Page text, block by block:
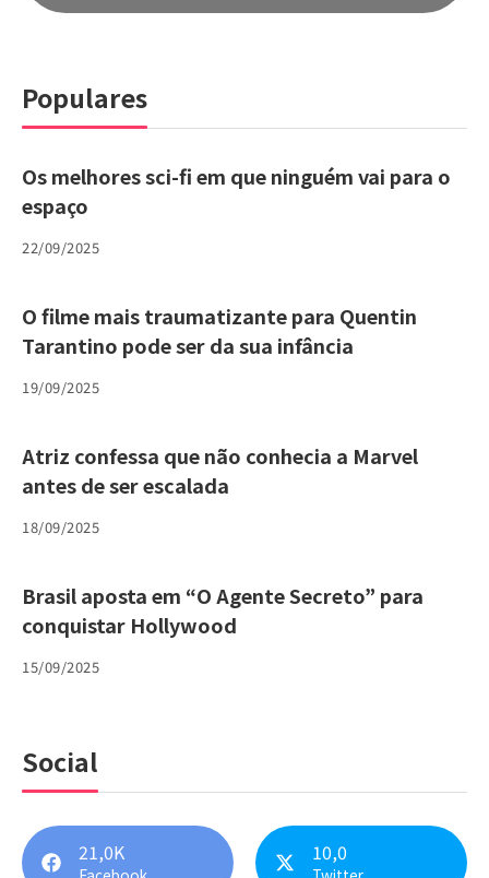
Populares
Os melhores sci-fi em que ninguém vai para o
espaço
22/09/2025
O filme mais traumatizante para Quentin
Tarantino pode ser da sua infância
19/09/2025
Atriz confessa que não conhecia a Marvel
antes de ser escalada
18/09/2025
Brasil aposta em “O Agente Secreto” para
conquistar Hollywood
15/09/2025
Social
21,0K 10,0